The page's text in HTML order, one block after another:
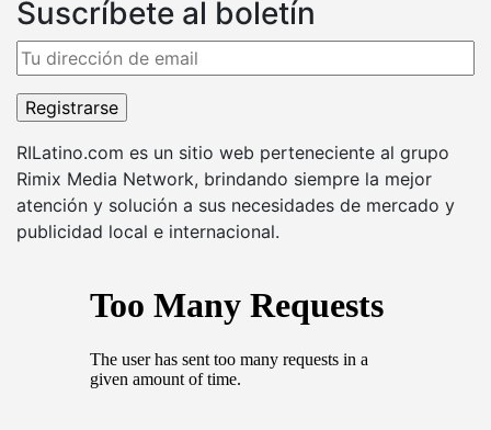
Suscríbete al boletín
RILatino.com es un sitio web perteneciente al grupo
Rimix Media Network, brindando siempre la mejor
atención y solución a sus necesidades de mercado y
publicidad local e internacional.